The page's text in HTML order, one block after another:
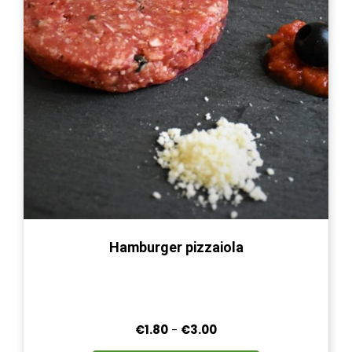
scelte
nella
pagina
del
prodotto
Hamburger pizzaiola
€1.80 - €3.00Fascia